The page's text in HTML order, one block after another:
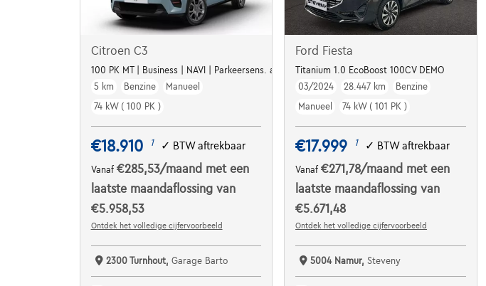
Citroen C3
100 PK MT | Business | NAVI | Parkeersens. a | Airco | Apple Carplay | Cruise contr. | ...
5 km
Benzine
Manueel
74 kW ( 100 PK )
€18.910 1 ✓ BTW aftrekbaar
Vanaf €285,53/maand met een
laatste maandaflossing van
€5.958,53
Ontdek het volledige cijfervoorbeeld
2300 Turnhout, Garage Barto
Ford Fiesta
Titanium 1.0 EcoBoost 100CV DEMO
03/2024
28.447 km
Benzine
Manueel
74 kW ( 101 PK )
€17.999 1 ✓ BTW aftrekbaar
Vanaf€271,78/maand met een
laatste maandaflossing van
€5.671,48
Ontdek het volledige cijfervoorbeeld
5004 Namur,Steveny